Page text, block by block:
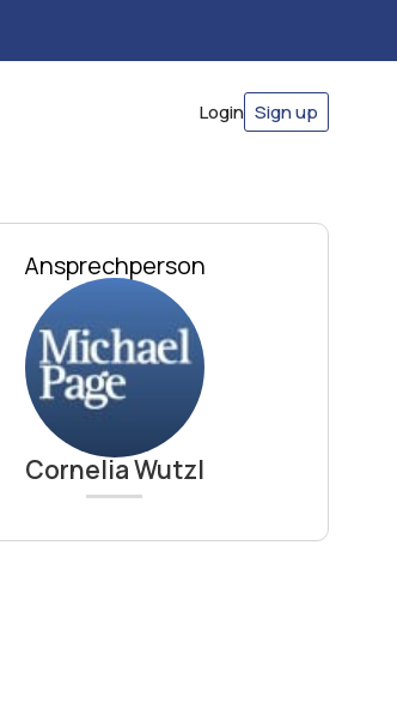
Login Sign up
Ansprechperson
Cornelia Wutzl